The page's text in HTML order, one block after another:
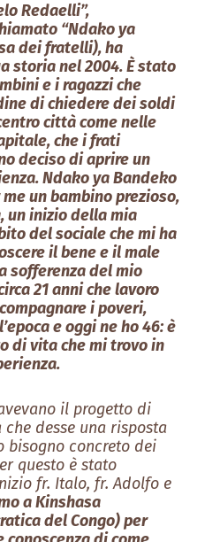
Redaelli”,
“Ndako ya
dei fratelli), ha
storia nel 2004. È stato
e i ragazzi che
di chiedere dei soldi
città come nelle
che i frati
deciso di aprire un
Ndako ya Bandeko
un bambino prezioso,
un inizio della mia
del sociale che mi ha
il bene e il male
sofferenza del mio
21 anni che lavoro
i poveri,
e oggi ne ho 46: è
di vita che mi trovo in
il progetto di
desse una risposta
bisogno concreto dei
questo è stato
fr. Italo, fr. Adolfo e
a Kinshasa
del Congo) per